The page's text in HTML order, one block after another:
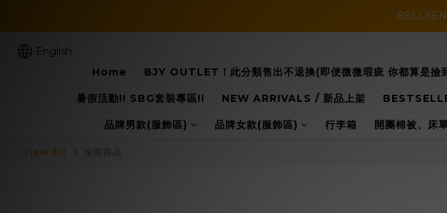
暑假活動登場!! SBG
暑假活動登場!! SBG
English
Home
BJY OUTLET！此分類售出不退換(即便微微瑕疵 你都算是撿
暑假活動!! SBG套裝專區!! NEW ARRIVALS / 新品上架
品牌男款(服飾區) 品牌女款(服飾區) 行李箱 開團棉被、床
View All 全部商品